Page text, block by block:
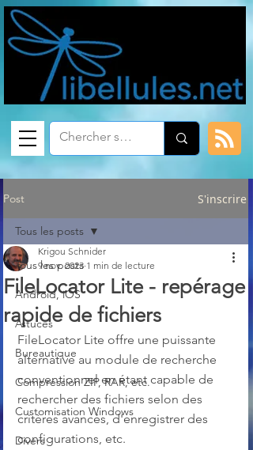
Post S'inscrire
Tous les posts
Android, iOS
Astuces
Bureautique
Compression ZIP, RAR, etc.
Customisation Windows
Divers
Tous les posts
FileLocator Lite - repérage
rapide de fichiers
Krigou Schnider
9 nov. 2023 1 min de lecture
FileLocator Lite offre une puissante
alternative au module de recherche
conventionnel en étant capable de
rechercher des fichiers selon des
critères avancés, d'enregistrer des
configurations, etc.